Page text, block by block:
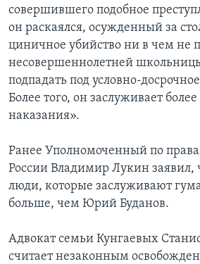
совершившего подобное
он раскаялся, осужденный за
циничное убийство ни в чем не
несовершеннолетней
подпадать под условно-
Более того, он заслуживает более
наказания».
Ранее Уполномоченный по
России Владимир Лукин заявил,
люди, которые заслуживают
больше, чем Юрий Буданов.
Адвокат семьи Кунгаевых
считает незаконным